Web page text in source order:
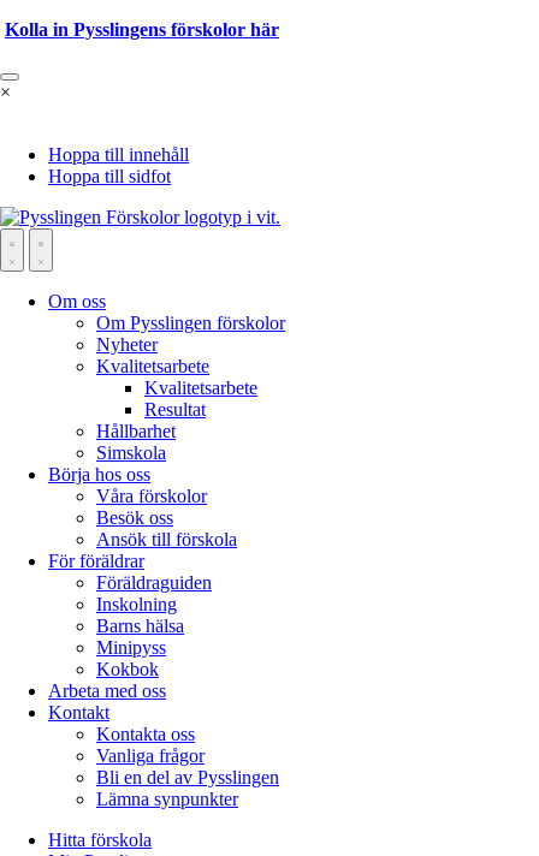
Kolla in Pysslingens förskolor här
×
Hoppa till innehåll
Hoppa till sidfot
Om oss
Om Pysslingen förskolor
Nyheter
Kvalitetsarbete
Kvalitetsarbete
Resultat
Hållbarhet
Simskola
Börja hos oss
Våra förskolor
Besök oss
Ansök till förskola
För föräldrar
Föräldraguiden
Inskolning
Barns hälsa
Minipyss
Kokbok
Arbeta med oss
Kontakt
Kontakta oss
Vanliga frågor
Bli en del av Pysslingen
Lämna synpunkter
Hitta förskola